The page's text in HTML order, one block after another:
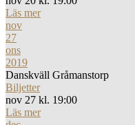
Läs mer
nov
27
ons
2019
Danskväll Gråmanstorp
Biljetter
nov 27 kl. 19:00
Läs mer